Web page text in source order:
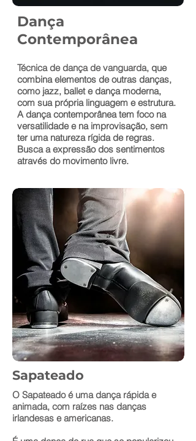
Dança
Contemporânea
Técnica de dança de vanguarda, que
combina elementos de outras danças,
como jazz, ballet e dança moderna,
com sua própria linguagem e estrutura.
A dança contemporânea tem foco na
versatilidade e na improvisação, sem
ter uma natureza rígida de regras.
Busca a expressão dos sentimentos
através do movimento livre.
Sapateado
O Sapateado é uma dança rápida e
animada, com raízes nas danças
irlandesas e americanas.